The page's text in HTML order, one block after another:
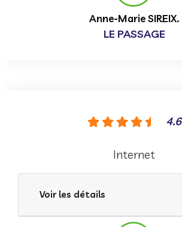
Anne-Marie SIREIX.
LE PASSAGE
4.6
Internet
Voir les détails